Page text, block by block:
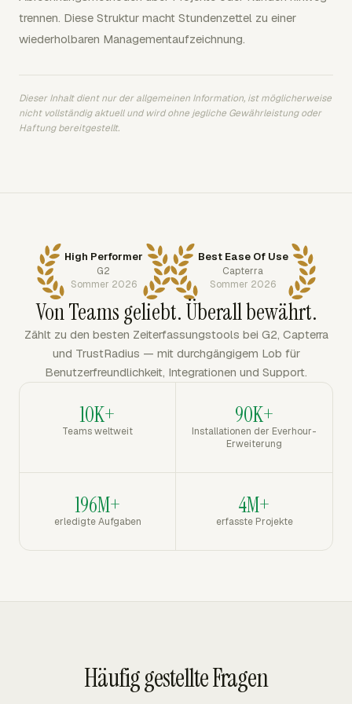
trennen. Diese Struktur macht Stundenzettel zu einer
wiederholbaren Managementaufzeichnung.
Dieser Inhalt dient nur der allgemeinen Information, ist möglicherweise
nicht vollständig aktuell und wird ohne jegliche Gewährleistung oder
Haftung bereitgestellt.
High Performer
G2
Sommer 2026
Best Ease Of Use
Capterra
Sommer 2026
Von Teams geliebt. Überall bewährt.
Zählt zu den besten Zeiterfassungstools bei G2, Capterra
und TrustRadius — mit durchgängigem Lob für
Benutzerfreundlichkeit, Integrationen und Support.
10K+
Teams weltweit
90K+
Installationen der Everhour-
Erweiterung
196M+
erledigte Aufgaben
4M+
erfasste Projekte
Häufig gestellte Fragen